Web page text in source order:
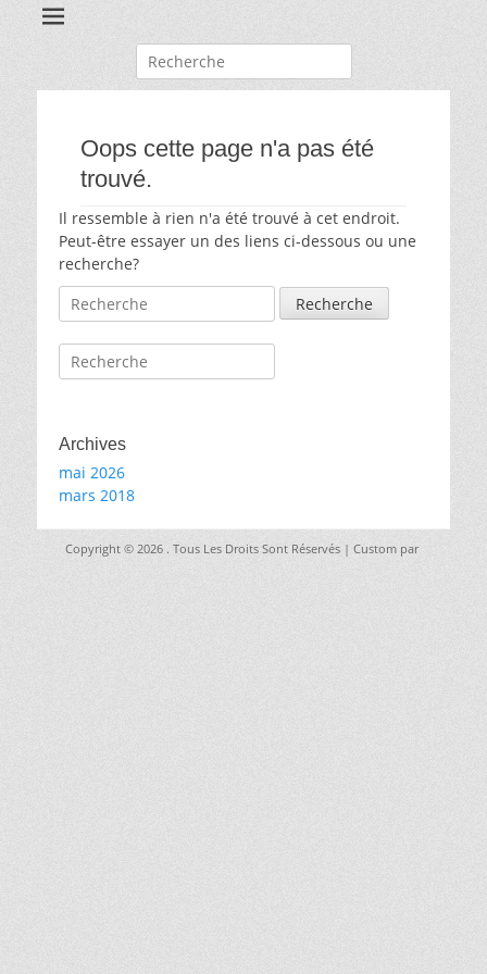
Recherche
pour:
Oops cette page n'a pas été
trouvé.
Il ressemble à rien n'a été trouvé à cet endroit.
Peut-être essayer un des liens ci-dessous ou une
recherche?
Recherche
pour:
Recherche
pour:
Archives
mai 2026
mars 2018
Copyright © 2026 . Tous Les Droits Sont Réservés | Custom par